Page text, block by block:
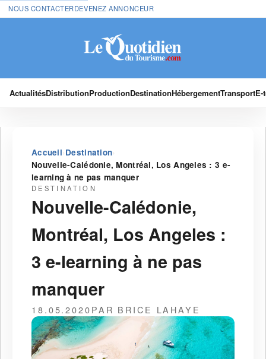
NOUS CONTACTERDEVENEZ ANNONCEUR
ActualitésDistributionProductionDestinationHébergementTransport
Accueil›Destination›
Nouvelle-Calédonie, Montréal, Los Angeles : 3 e-
learning à ne pas manquer
DESTINATION
Nouvelle-Calédonie,
Montréal, Los Angeles :
3 e-learning à ne pas
manquer
18.05.2020PAR BRICE LAHAYE